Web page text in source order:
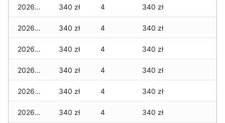
2026-07-06 340 zł 4 340 zł
2026-07-05 340 zł 4 340 zł
2026-07-04 340 zł 4 340 zł
2026-07-03 340 zł 4 340 zł
2026-07-02 340 zł 4 340 zł
2026-07-01 340 zł 4 340 zł